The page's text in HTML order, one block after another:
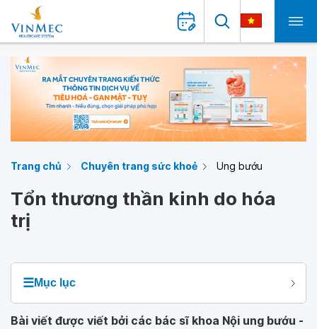
Trang chủ Chuyên trang sức khoẻ Ung bướu
Tổn thương thần kinh do hóa
trị
☰Mục lục
Bài viết được viết bởi các bác sĩ khoa Nội ung bướu -